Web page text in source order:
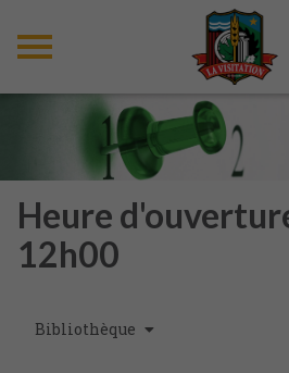
Heure
12h00
Bibliothèque